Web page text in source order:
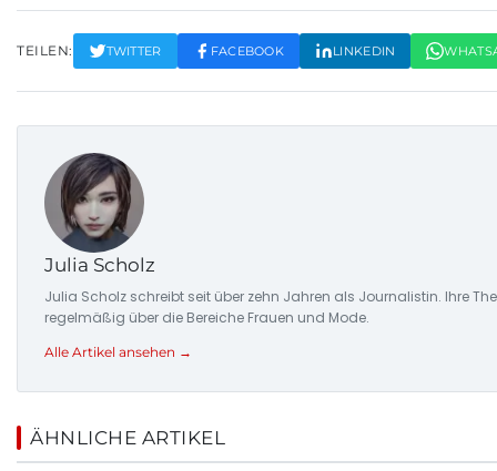
TEILEN: TWITTER FACEBOOK LINKEDIN
Julia Scholz
Julia Scholz schreibt seit über zehn Jahren als Journalistin. Ihre
regelmäßig über die Bereiche Frauen und Mode.
Alle Artikel ansehen →
ÄHNLICHE ARTIKEL